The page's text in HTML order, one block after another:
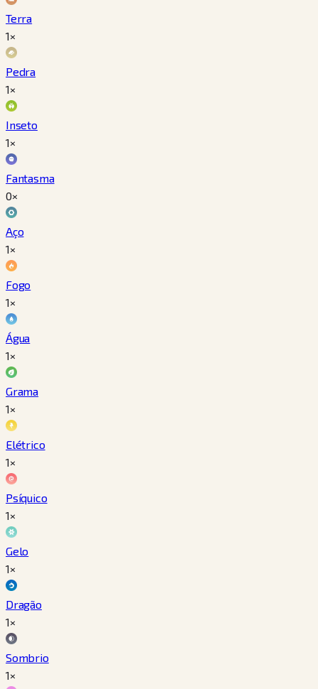
Terra
1×
Pedra
1×
Inseto
1×
Fantasma
0×
Aço
1×
Fogo
1×
Água
1×
Grama
1×
Elétrico
1×
Psíquico
1×
Gelo
1×
Dragão
1×
Sombrio
1×